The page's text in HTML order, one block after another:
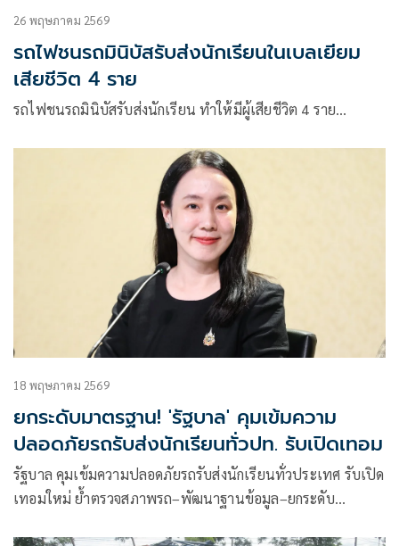
26 พฤษภาคม 2569
รถไฟชนรถมินิบัสรับส่งนักเรียนในเบลเยียม
เสียชีวิต 4 ราย
รถไฟชนรถมินิบัสรับส่งนักเรียน ทำให้มีผู้เสียชีวิต 4 ราย…
18 พฤษภาคม 2569
ยกระดับมาตรฐาน! 'รัฐบาล' คุมเข้มความ
ปลอดภัยรถรับส่งนักเรียนทั่วปท. รับเปิดเทอม
รัฐบาล คุมเข้มความปลอดภัยรถรับส่งนักเรียนทั่วประเทศ รับเปิด
เทอมใหม่ ย้ำตรวจสภาพรถ–พัฒนาฐานข้อมูล–ยกระดับ